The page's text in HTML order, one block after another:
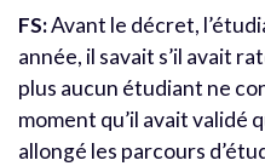
FS:Avant le décret,
année, il savait s’il avait
plus aucun étudiant ne
moment qu’il avait validé
allongé les parcours